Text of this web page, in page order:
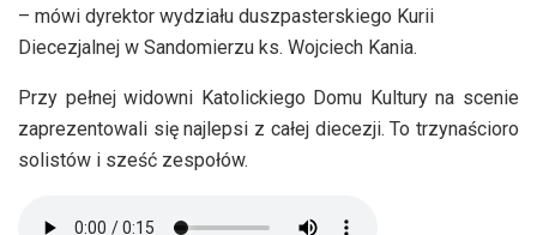
– mówi dyrektor wydziału duszpasterskiego Kurii
Diecezjalnej w Sandomierzu ks. Wojciech Kania.
Przy pełnej widowni Katolickiego Domu Kultury na scenie
zaprezentowali się najlepsi z całej diecezji. To trzynaścioro
solistów i sześć zespołów.